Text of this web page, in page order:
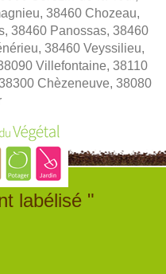
38460 Chozeau,
38460 Panossas, 38460
38460 Veyssilieu,
Villefontaine, 38110
Chèzeneuve, 38080
labélisé "